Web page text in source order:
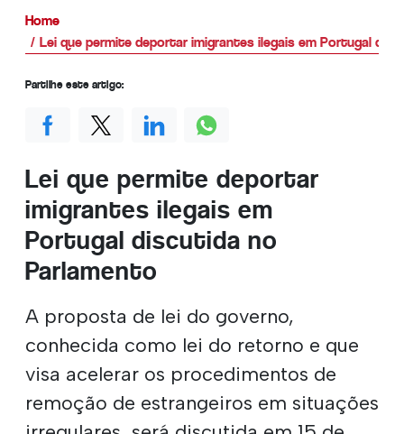
Home
Lei que permite deportar imigrantes ilegais em Portugal
Lei que permite deportar
imigrantes ilegais em
Portugal discutida no
Parlamento
A proposta de lei do governo,
conhecida como lei do retorno e que
visa acelerar os procedimentos de
remoção de estrangeiros em situações
Partilhe este artigo: